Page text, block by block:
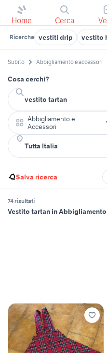
Home Cerca
Ricerche vestiti drip vestito
Subito Abbigliamento e accessori
Cosa cerchi?
Abbigliamento e
Accessori
Salva ricerca
74 risultati
Vestito tartan in